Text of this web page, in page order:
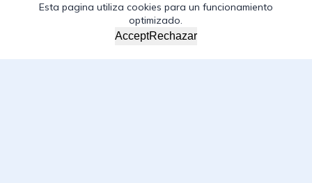
Esta pagina utiliza cookies para un funcionamiento
optimizado.
AcceptRechazar
Copyright © 2026 - Federación Interamericana de la
Industria de la Construcción